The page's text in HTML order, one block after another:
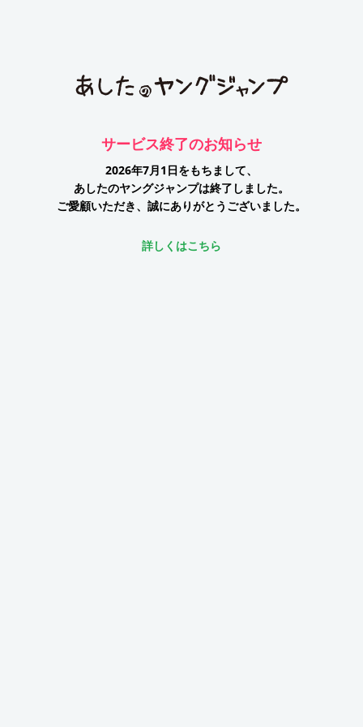
サービス終了のお知らせ
2026年7月1日をもちまして、
あしたのヤングジャンプは終了しました。
ご愛顧いただき、誠にありがとうございました。
詳しくはこちら